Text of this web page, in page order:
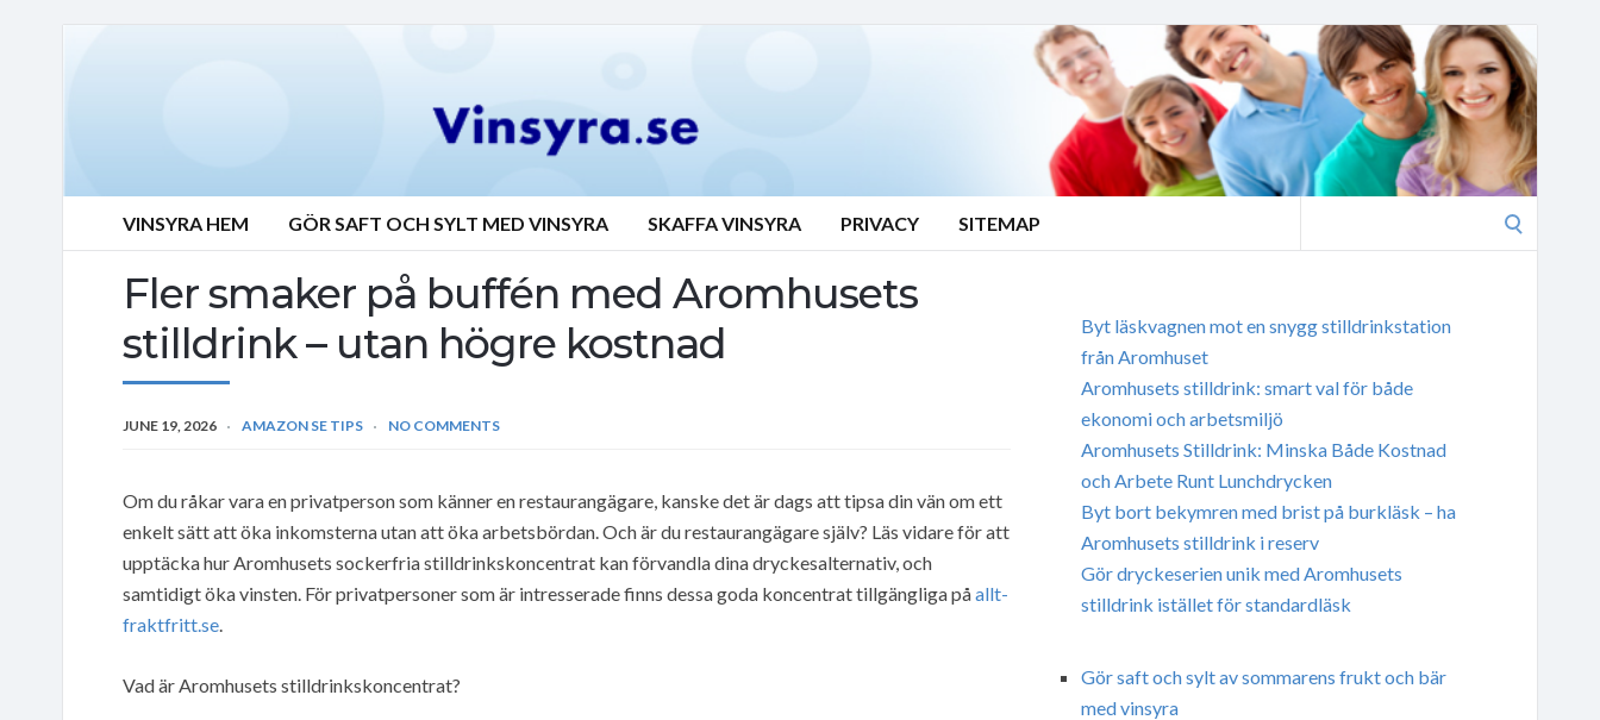
VINSYRA HEM GÖR SAFT OCH SYLT MED VINSYRA SKAFFA VINSYRA PRIVACY SITEMAP
Fler smaker på buffén med Aromhusets
stilldrink – utan högre kostnad
JUNE 19, 2026 AMAZON SE TIPS NO COMMENTS
Om du råkar vara en privatperson som känner en restaurangägare, kanske det är dags att tipsa din vän om ett
enkelt sätt att öka inkomsterna utan att öka arbetsbördan. Och är du restaurangägare själv? Läs vidare för att
upptäcka hur Aromhusets sockerfria stilldrinkskoncentrat kan förvandla dina dryckesalternativ, och
samtidigt öka vinsten. För privatpersoner som är intresserade finns dessa goda koncentrat tillgängliga påallt-
fraktfritt.se.
Vad är Aromhusets stilldrinkskoncentrat?
Byt läskvagnen mot en snygg stilldrinkstation
från Aromhuset
Aromhusets stilldrink: smart val för både
ekonomi och arbetsmiljö
Aromhusets Stilldrink: Minska Både Kostnad
och Arbete Runt Lunchdrycken
Byt bort bekymren med brist på burkläsk – ha
Aromhusets stilldrink i reserv
Gör dryckeserien unik med Aromhusets
stilldrink istället för standardläsk
Gör saft och sylt av sommarens frukt och bär
med vinsyra